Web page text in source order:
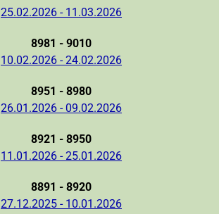
25.02.2026 - 11.03.2026
8981 - 9010
10.02.2026 - 24.02.2026
8951 - 8980
26.01.2026 - 09.02.2026
8921 - 8950
11.01.2026 - 25.01.2026
8891 - 8920
27.12.2025 - 10.01.2026